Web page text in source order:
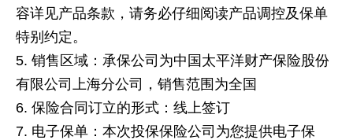
容详见产品条款，请务必仔细阅读产品调控及保单
特别约定。
销售区域：承保公司为中国太平洋财产保险股份
有限公司上海分公司，销售范围为全国
保险合同订立的形式：线上签订
电子保单：本次投保保险公司为您提供电子保